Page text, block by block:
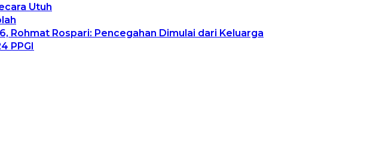
Utuh
Rohmat Rospari: Pencegahan Dimulai dari Keluarga
PPGI